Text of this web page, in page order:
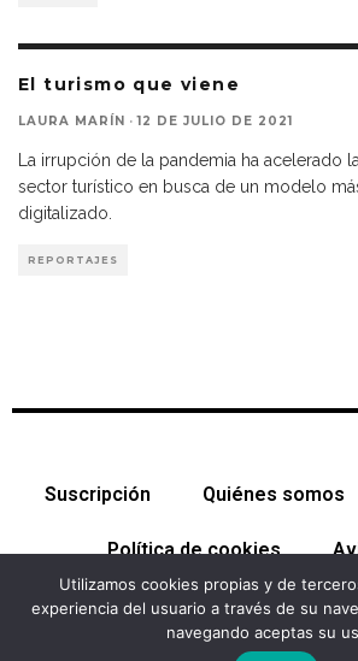
El turismo que viene
LAURA MARÍN · 12 DE JULIO DE 2021
La irrupción de la pandemia ha acelerado
sector turístico en busca de un modelo
digitalizado.
REPORTAJES
Suscripción Quiénes somos
Política de cookies
© Cataluña Económica 2026. Todos los
Utilizamos cookies propias y de
experiencia del usuario a través de su
navegando aceptas su